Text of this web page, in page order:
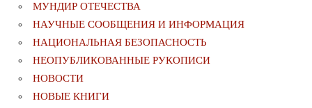
МУНДИР ОТЕЧЕСТВА
НАУЧНЫЕ СООБЩЕНИЯ И ИНФОРМАЦИЯ
НАЦИОНАЛЬНАЯ БЕЗОПАСНОСТЬ
НЕОПУБЛИКОВАННЫЕ РУКОПИСИ
НОВОСТИ
НОВЫЕ КНИГИ